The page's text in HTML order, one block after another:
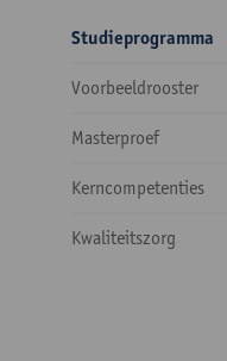
Studieprogramma
Voorbeeldrooster
Masterproef
Kerncompetenties
Kwaliteitszorg